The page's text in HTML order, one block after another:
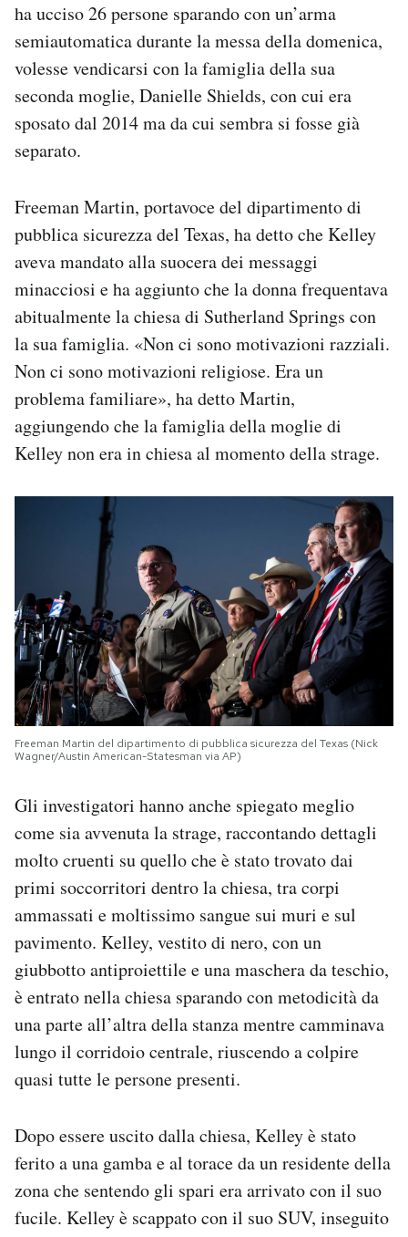
Notifiche mobile
Regala il Post
Hai bisogno di aiuto?
Esci
ha ucciso 26 persone sparando con un’arma
semiautomatica durante la messa della domenica,
volesse vendicarsi con la famiglia della sua
seconda moglie, Danielle Shields, con cui era
sposato dal 2014 ma da cui sembra si fosse già
separato.
Freeman Martin, portavoce del dipartimento di
pubblica sicurezza del Texas, ha detto che Kelley
aveva mandato alla suocera dei messaggi
minacciosi e ha aggiunto che la donna frequentava
abitualmente la chiesa di Sutherland Springs con
la sua famiglia. «Non ci sono motivazioni razziali.
Non ci sono motivazioni religiose. Era un
problema familiare», ha detto Martin,
aggiungendo che la famiglia della moglie di
Kelley non era in chiesa al momento della strage.
Freeman Martin del dipartimento di pubblica sicurezza del Texas (Nick
Wagner/Austin American-Statesman via AP)
Gli investigatori hanno anche spiegato meglio
come sia avvenuta la strage, raccontando dettagli
molto cruenti su quello che è stato trovato dai
primi soccorritori dentro la chiesa, tra corpi
ammassati e moltissimo sangue sui muri e sul
pavimento. Kelley, vestito di nero, con un
giubbotto antiproiettile e una maschera da teschio,
è entrato nella chiesa sparando con metodicità da
una parte all’altra della stanza mentre camminava
lungo il corridoio centrale, riuscendo a colpire
quasi tutte le persone presenti.
Dopo essere uscito dalla chiesa, Kelley è stato
ferito a una gamba e al torace da un residente della
zona che sentendo gli spari era arrivato con il suo
fucile. Kelley è scappato con il suo SUV, inseguito